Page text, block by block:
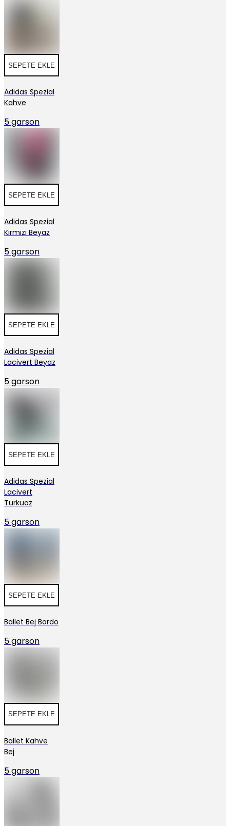
SEPETE EKLE
Adidas Spezial
Kahve
5 garson
SEPETE EKLE
Adidas Spezial
Kırmızı Beyaz
5 garson
SEPETE EKLE
Adidas Spezial
Lacivert Beyaz
5 garson
SEPETE EKLE
Adidas Spezial
Lacivert
Turkuaz
5 garson
SEPETE EKLE
Ballet Bej Bordo
5 garson
SEPETE EKLE
Ballet Kahve
Bej
5 garson